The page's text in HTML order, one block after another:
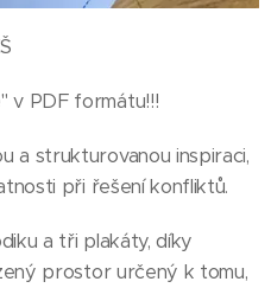
v PDF formátu!!!
a strukturovanou inspiraci,
při řešení konfliktů.
a tři plakáty, díky
prostor určený k tomu,